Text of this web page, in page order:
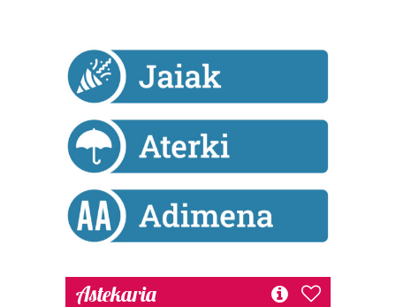
dezakezun ikusteko.
Lortu zure datu pertsonalak prozesatzeko moduari
buruzko informazio gehiago eta ezarri zure lehentasunak
datuen atalean. Edozein unetan alda edo ken dezakezu
zure baimena Cookieen adierazpenean.
Webgune honek cookie propioak eta hirugarrenen cookie-
fitxategiak erabiltzen ditu. Zure esperientzia eta
baliatzen gara. Ohar hau onartuz gero, teknologia hori
erabiltzeko baimen esplizitua ematen diguzu.Gehiago
Astekaria